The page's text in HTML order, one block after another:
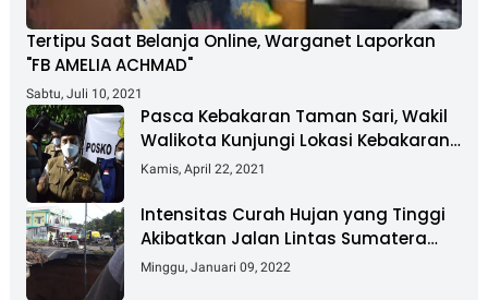
Tertipu Saat Belanja Online, Warganet Laporkan
"FB AMELIA ACHMAD"
Sabtu, Juli 10, 2021
Pasca Kebakaran Taman Sari, Wakil
Walikota Kunjungi Lokasi Kebakaran
Dan Salurkan Bantuan
Kamis, April 22, 2021
Intensitas Curah Hujan yang Tinggi
Akibatkan Jalan Lintas Sumatera
Nyaris Putus
Minggu, Januari 09, 2022